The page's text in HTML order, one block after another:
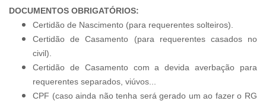
DOCUMENTOS OBRIGATÓRIOS:
Certidão de Nascimento (para requerentes solteiros).
Certidão de Casamento (para requerentes casados no
civil).
Certidão de Casamento com a devida averbação para
requerentes separados, viúvos...
CPF (caso ainda não tenha será gerado um ao fazer o RG